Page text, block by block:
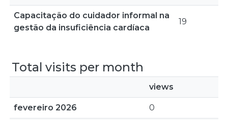
Capacitação do cuidador informal na
gestão da insuficiência cardíaca
19
Total visits per month
views
fevereiro 2026 0